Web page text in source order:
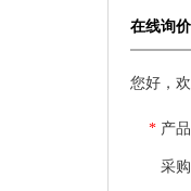
在线询价
您好，
* 产
采